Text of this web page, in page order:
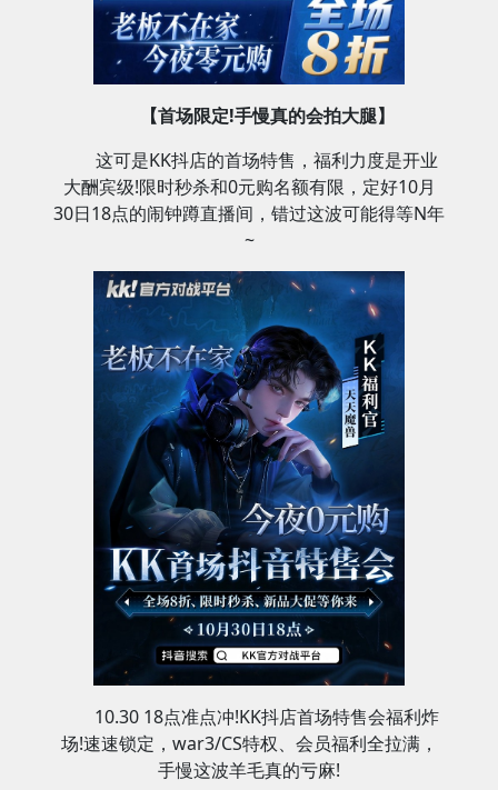
【首场限定!手慢真的会拍大腿】
这可是KK抖店的首场特售，福利力度是开业
大酬宾级!限时秒杀和0元购名额有限，定好10月
30日18点的闹钟蹲直播间，错过这波可能得等N年
~
10.30 18点准点冲!KK抖店首场特售会福利炸
场!速速锁定，war3/CS特权、会员福利全拉满，
手慢这波羊毛真的亏麻!